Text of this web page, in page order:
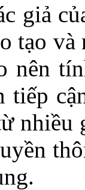
giả
tạo
nên
tiếp
nhiều